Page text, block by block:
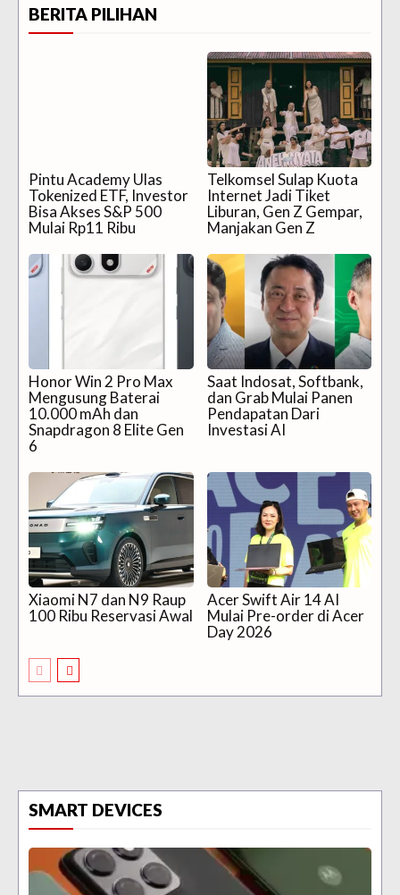
BERITA PILIHAN
Pintu Academy Ulas
Tokenized ETF, Investor
Bisa Akses S&P 500
Mulai Rp11 Ribu
Telkomsel Sulap Kuota
Internet Jadi Tiket
Liburan, Gen Z Gempar,
Manjakan Gen Z
Honor Win 2 Pro Max
Mengusung Baterai
10.000 mAh dan
Snapdragon 8 Elite Gen
6
Saat Indosat, Softbank,
dan Grab Mulai Panen
Pendapatan Dari
Investasi AI
Xiaomi N7 dan N9 Raup
100 Ribu Reservasi Awal
Acer Swift Air 14 AI
Mulai Pre-order di Acer
Day 2026
SMART DEVICES